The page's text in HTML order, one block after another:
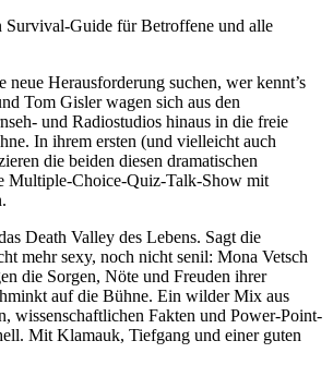
Guide für Betroffene und alle
neue Herausforderung suchen, wer kennt’s
Tom Gisler wagen sich aus den
und Radiostudios hinaus in die freie
In ihrem ersten (und vielleicht auch
die beiden diesen dramatischen
Multiple-Choice-Quiz-Talk-Show mit
Death Valley des Lebens. Sagt die
mehr sexy, noch nicht senil: Mona Vetsch
die Sorgen, Nöte und Freuden ihrer
auf die Bühne. Ein wilder Mix aus
wissenschaftlichen Fakten und Power-Point-
Mit Klamauk, Tiefgang und einer guten